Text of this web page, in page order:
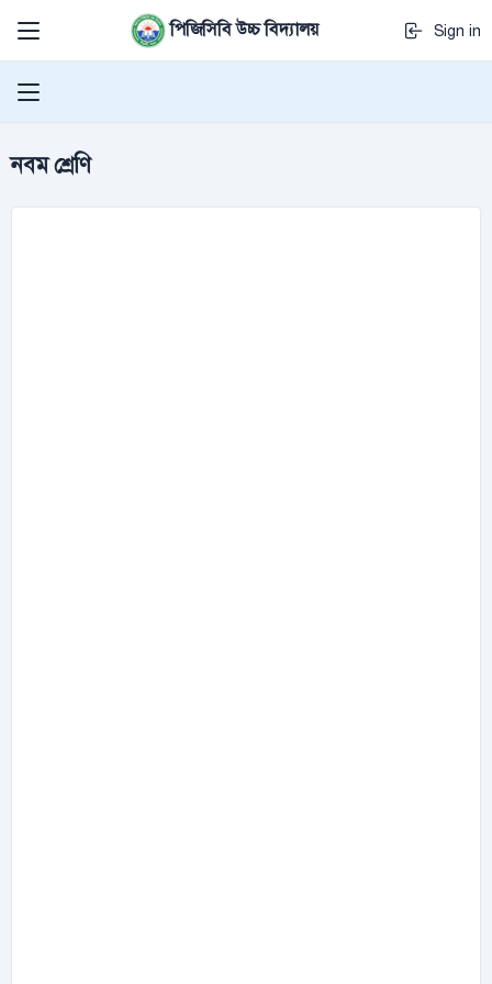
পিজিসিবি উচ্চ বিদ্যালয় Sign in
নবম শ্রেণি